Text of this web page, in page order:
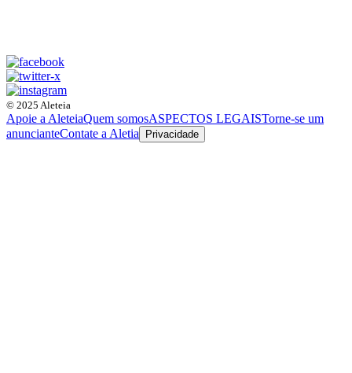
© 2025 Aleteia
Apoie a AleteiaQuem somosASPECTOS LEGAISTorne-se um
anuncianteContate a Aletia Privacidade